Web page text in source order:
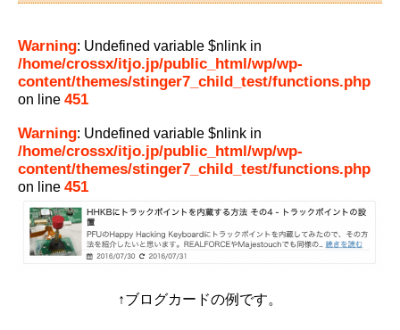
Warning: Undefined variable $nlink in
/home/crossx/itjo.jp/public_html/wp/wp-
content/themes/stinger7_child_test/functions.php
on line 451
Warning: Undefined variable $nlink in
/home/crossx/itjo.jp/public_html/wp/wp-
content/themes/stinger7_child_test/functions.php
on line 451
↑ブログカードの例です。